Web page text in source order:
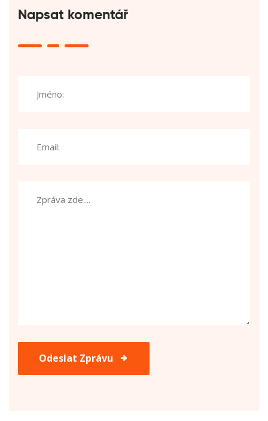
Napsat komentář
Odeslat Zprávu